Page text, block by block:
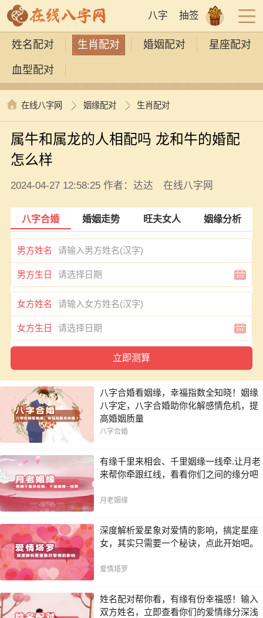
八字 抽签
姓名配对 生肖配对 婚姻配对 星座配对
血型配对
在线八字网 姻缘配对 生肖配对
属牛和属龙的人相配吗 龙和牛的婚配
怎么样
2024-04-27 12:58:25 作者：达达 在线八字网
八字合婚 婚姻走势 旺夫女人 姻缘分析
男方姓名
男方生日
女方姓名
女方生日
八字合婚看姻缘，幸福指数全知晓！姻缘
八字定，八字合婚助你化解感情危机，提
高婚姻质量
八字合婚
有缘千里来相会、千里姻缘一线牵.让月老
来帮你牵跟红线，看看你们之间的缘分吧
月老姻缘
深度解析爱星象对爱情的影响，搞定星座
女，其实只需要一个秘诀，点此开始吧。
爱情塔罗
姓名配对帮你看，有缘有份幸福感！输入
双方姓名，立即查看你们的爱情缘分深浅